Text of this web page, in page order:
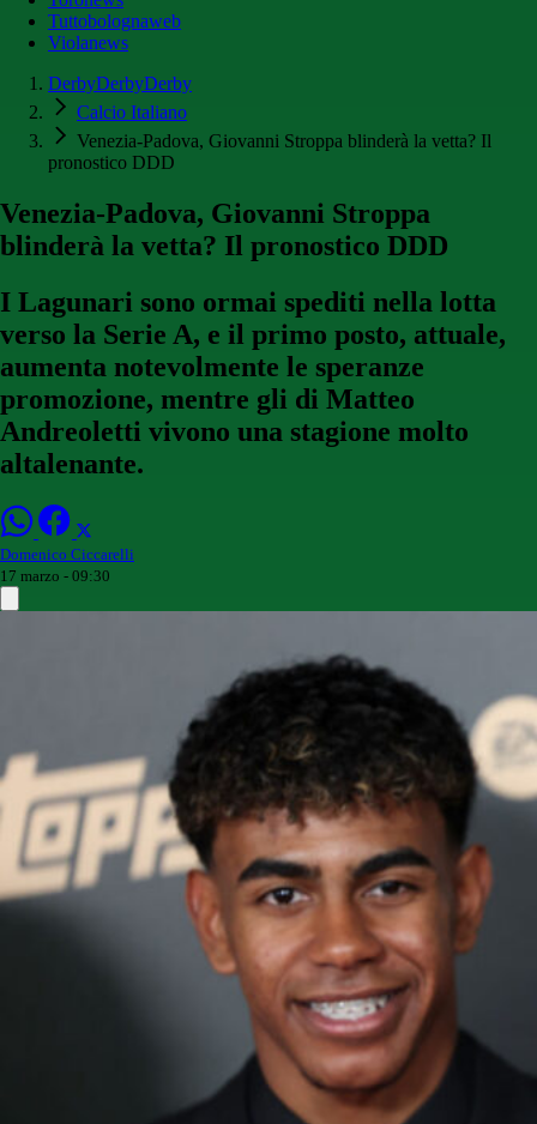
Tuttobolognaweb
Violanews
DerbyDerbyDerby
Calcio Italiano
Venezia-Padova, Giovanni Stroppa blinderà la vetta? Il
pronostico DDD
Venezia-Padova, Giovanni Stroppa
blinderà la vetta? Il pronostico DDD
I Lagunari sono ormai spediti nella lotta
verso la Serie A, e il primo posto, attuale,
aumenta notevolmente le speranze
promozione, mentre gli di Matteo
Andreoletti vivono una stagione molto
altalenante.
Domenico Ciccarelli
17 marzo - 09:30